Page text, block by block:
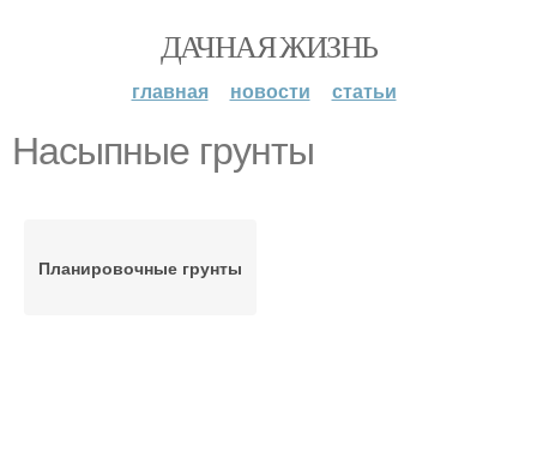
ДАЧНАЯ ЖИЗНЬ
главная новости статьи
Насыпные грунты
Планировочные грунты